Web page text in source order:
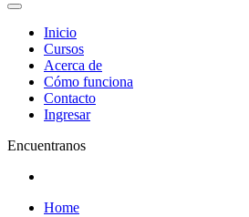
Inicio
Cursos
Acerca de
Cómo funciona
Contacto
Ingresar
Encuentranos
Home